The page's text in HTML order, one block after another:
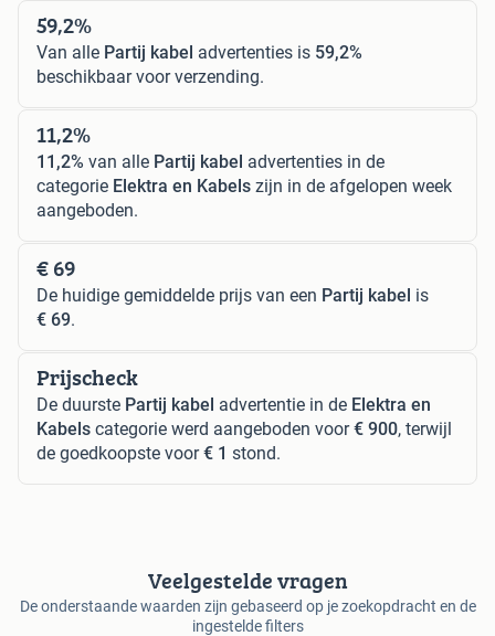
59,2%
Van alle Partij kabel advertenties is 59,2%
beschikbaar voor verzending.
11,2%
11,2% van alle Partij kabel advertenties in de
categorie Elektra en Kabels zijn in de afgelopen week
aangeboden.
€ 69
De huidige gemiddelde prijs van een Partij kabel is
€ 69.
Prijscheck
De duurste Partij kabel advertentie in de Elektra en
Kabels categorie werd aangeboden voor€ 900, terwijl
de goedkoopste voor€ 1 stond.
Veelgestelde vragen
De onderstaande waarden zijn gebaseerd op je zoekopdracht en de
ingestelde filters